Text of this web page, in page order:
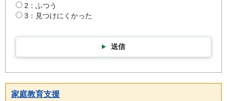
2：ふつう
3：見つけにくかった
送信
家庭教育支援